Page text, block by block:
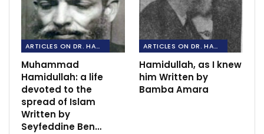
ARTICLES ON DR. HAMIDULLAH
Muhammad
Hamidullah: a life
devoted to the
spread of Islam
Written by
Seyfeddine Ben…
ARTICLES ON DR. HAMIDULLAH
Hamidullah, as I knew
him Written by
Bamba Amara